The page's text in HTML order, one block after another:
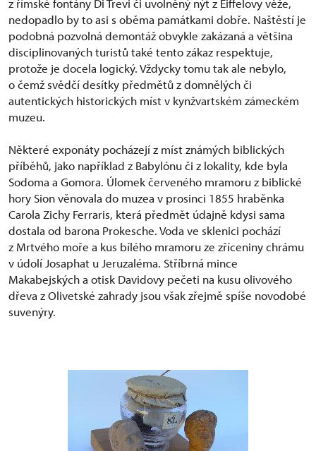
z římské fontány Di Trevi či uvolněný nýt z Eiffelovy věže,
nedopadlo by to asi s oběma památkami dobře. Naštěstí je
podobná pozvolná demontáž obvykle zakázaná a většina
disciplinovaných turistů také tento zákaz respektuje,
protože je docela logický. Vždycky tomu tak ale nebylo,
o čemž svědčí desítky předmětů z domnělých či
autentických historických míst v kynžvartském zámeckém
muzeu.
Některé exponáty pocházejí z míst známých biblických
příběhů, jako například z Babylónu či z lokality, kde byla
Sodoma a Gomora. Úlomek červeného mramoru z biblické
hory Sion věnovala do muzea v prosinci 1855 hraběnka
Carola Zichy Ferraris, která předmět údajně kdysi sama
dostala od barona Prokesche. Voda ve sklenici pochází
z Mrtvého moře a kus bílého mramoru ze zříceniny chrámu
v údolí Josaphat u Jeruzaléma. Stříbrná mince
Makabejských a otisk Davidovy pečeti na kusu olivového
dřeva z Olivetské zahrady jsou však zřejmě spíše novodobé
suvenýry.